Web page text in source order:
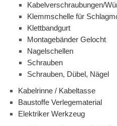
Kabelverschraubungen/
Klemmschelle für
Klettbandgurt
Montagebänder Gelocht
Nagelschellen
Schrauben
Schrauben, Dübel, Nägel
Kabelrinne / Kabeltasse
Baustoffe Verlegematerial
Elektriker Werkzeug